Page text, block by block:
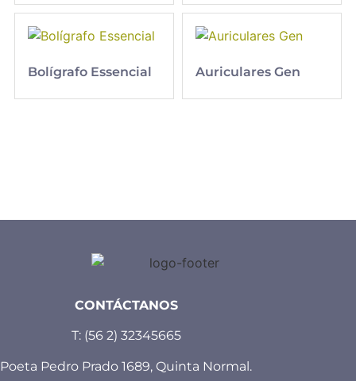
Bolígrafo Essencial Auriculares Gen
CONTÁCTANOS
T: (56 2) 32345665
Poeta Pedro Prado 1689, Quinta Normal.